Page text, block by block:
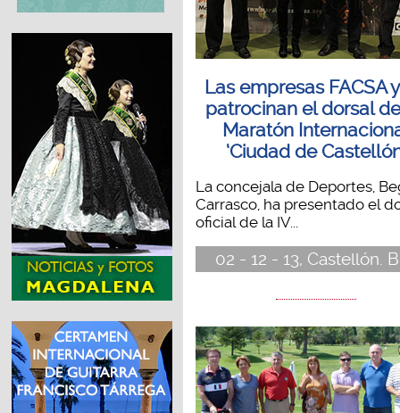
Las empresas FACSA
patrocinan el dorsal
Maratón
‘Ciudad de
La concejala de Deportes,
Carrasco, ha presentado el
oficial de la IV...
02 - 12 - 13, Castellón.